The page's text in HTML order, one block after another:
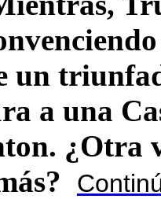
un
a una
¿Otra